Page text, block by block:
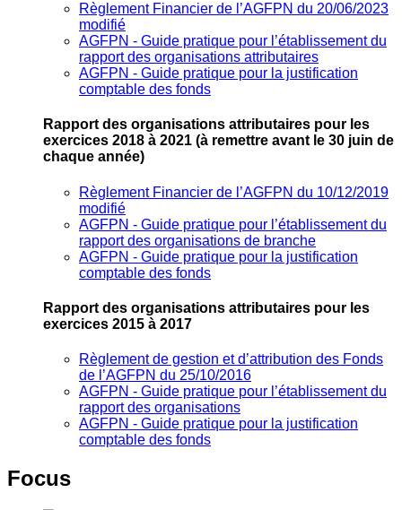
Règlement Financier de l’AGFPN du 20/06/2023
modifié
AGFPN ‐ Guide pratique pour l’établissement du
rapport des organisations attributaires
AGFPN ‐ Guide pratique pour la justification
comptable des fonds
Rapport des organisations attributaires pour les
exercices 2018 à 2021 (à remettre avant le 30 juin de
chaque année)
Règlement Financier de l’AGFPN du 10/12/2019
modifié
AGFPN ‐ Guide pratique pour l’établissement du
rapport des organisations de branche
AGFPN ‐ Guide pratique pour la justification
comptable des fonds
Rapport des organisations attributaires pour les
exercices 2015 à 2017
Règlement de gestion et d’attribution des Fonds
de l’AGFPN du 25/10/2016
AGFPN ‐ Guide pratique pour l’établissement du
rapport des organisations
AGFPN ‐ Guide pratique pour la justification
comptable des fonds
Focus